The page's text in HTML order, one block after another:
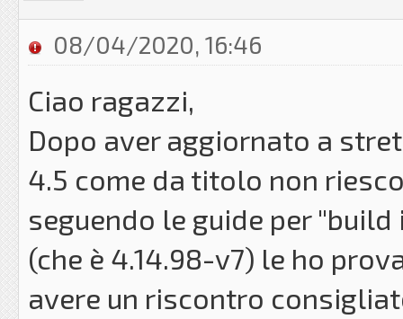
08/04/2020, 16:46
Ciao ragazzi,
Dopo aver aggiornato a
4.5 come da titolo non
seguendo le guide per
(che è 4.14.98-v7) le ho
avere un riscontro